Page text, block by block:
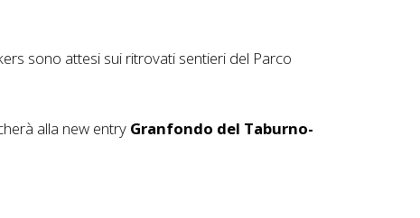
sono attesi sui ritrovati sentieri del Parco
alla new entry Granfondo del Taburno-